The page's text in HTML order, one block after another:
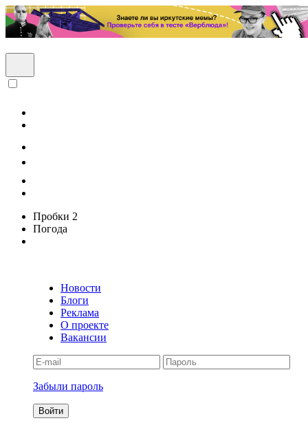
Пробки 2
Погода
Новости
Блоги
Реклама
О проекте
Вакансии
Забыли пароль